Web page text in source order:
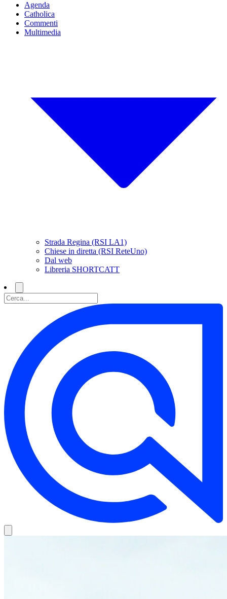
Agenda
Catholica
Commenti
Multimedia
Strada Regina (RSI LA1)
Chiese in diretta (RSI ReteUno)
Dal web
Libreria SHORTCATT